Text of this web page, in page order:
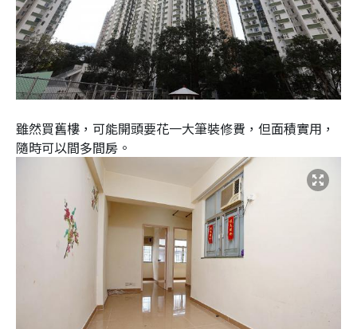
雖然買舊樓，可能開頭要花一大筆裝修費，但面積實用，
隨時可以間多間房。